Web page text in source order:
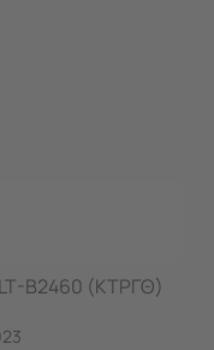
B2460 (ΚΤΡΓΘ)